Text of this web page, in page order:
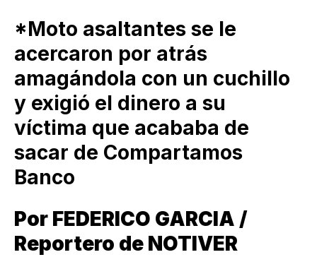
*Moto asaltantes se le
acercaron por atrás
amagándola con un cuchillo
y exigió el dinero a su
víctima que acababa de
sacar de Compartamos
Banco
Por FEDERICO GARCIA /
Reportero de NOTIVER